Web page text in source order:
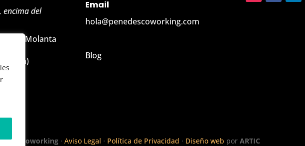
encima del
Pedro Molanta
Email
hola@penedescoworking.com
Blog
Coworking · Aviso Legal · Política de Privacidad · Diseño web por ARTIC